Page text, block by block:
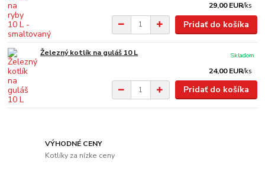
29,00 EUR/ks
Pridať do košíka
Železný kotlík na guláš 10 L
24,00 EUR/ks
Skladom
Pridať do košíka
VÝHODNÉ CENY
Kotlíky za nízke ceny